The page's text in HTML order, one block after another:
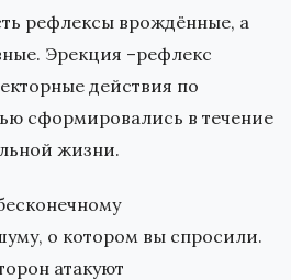
рефлексы врождённые, а
Эрекция –рефлекс
действия по
сформировались в течение
жизни.
о котором вы спросили.
атакуют